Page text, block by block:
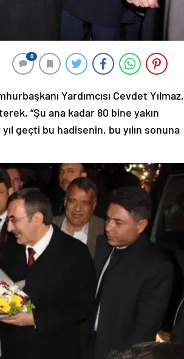
0
Yardımcısı Cevdet Yılmaz,
“Şu ana kadar 80 bine yakın
geçti bu hadisenin, bu yılın sonuna